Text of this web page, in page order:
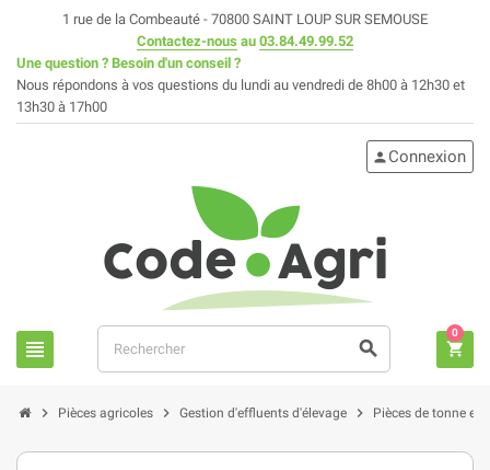
1 rue de la Combeauté - 70800 SAINT LOUP SUR SEMOUSE
Contactez-nous au 03.84.49.99.52
Une question ? Besoin d'un conseil ?
Nous répondons à vos questions du lundi au vendredi de 8h00 à 12h30 et
13h30 à 17h00
view_headline search
person Connexion
shopping_cart
0
chevron_right Pièces agricoles chevron_right Gestion d'effluents d'élevage chevron_right Pièces de tonne et